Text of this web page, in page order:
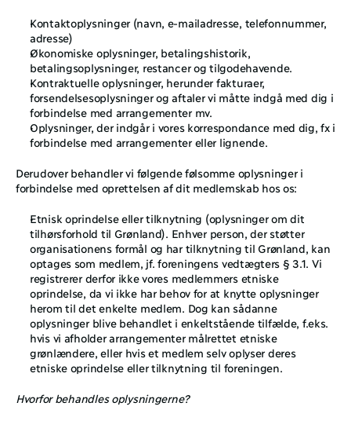
Kontaktoplysninger (navn, e-mailadresse, telefonnummer,
adresse)
Økonomiske oplysninger, betalingshistorik,
betalingsoplysninger, restancer og tilgodehavende.
Kontraktuelle oplysninger, herunder fakturaer,
forsendelsesoplysninger og aftaler vi måtte indgå med dig i
forbindelse med arrangementer mv.
Oplysninger, der indgår i vores korrespondance med dig, fx i
forbindelse med arrangementer eller lignende.
Derudover behandler vi følgende følsomme oplysninger i
forbindelse med oprettelsen af dit medlemskab hos os:
Etnisk oprindelse eller tilknytning (oplysninger om dit
tilhørsforhold til Grønland). Enhver person, der støtter
organisationens formål og har tilknytning til Grønland, kan
optages som medlem, jf. foreningens vedtægters § 3.1. Vi
registrerer derfor ikke vores medlemmers etniske
oprindelse, da vi ikke har behov for at knytte oplysninger
herom til det enkelte medlem. Dog kan sådanne
oplysninger blive behandlet i enkeltstående tilfælde, f.eks.
hvis vi afholder arrangementer målrettet etniske
grønlændere, eller hvis et medlem selv oplyser deres
etniske oprindelse eller tilknytning til foreningen.
Hvorfor behandles oplysningerne?